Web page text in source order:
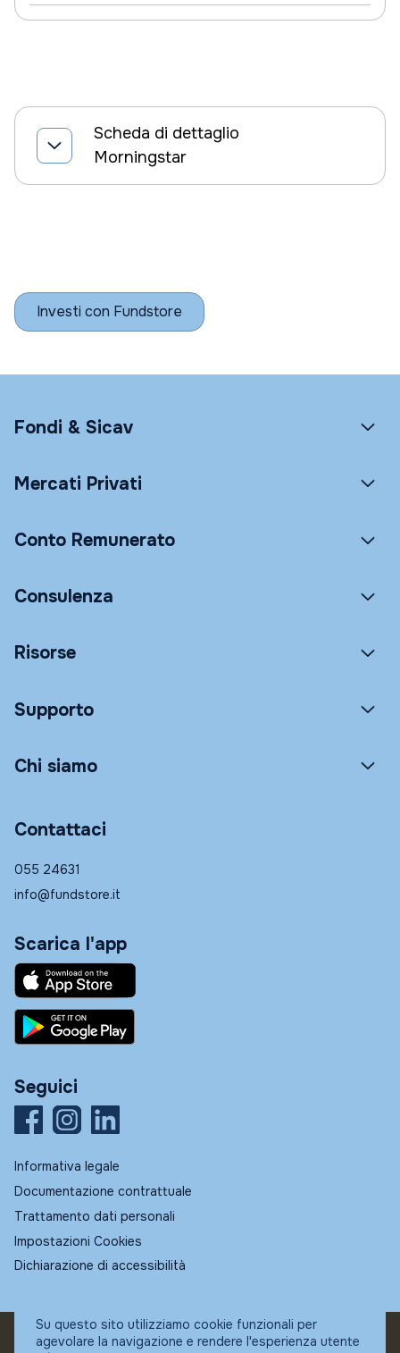
Scheda di dettaglio
Morningstar
Investi con Fundstore
Fondi & Sicav
Mercati Privati
Conto Remunerato
Consulenza
Risorse
Supporto
Chi siamo
Contattaci
055 24631
info@fundstore.it
Scarica l'app
Seguici
Informativa legale
Documentazione contrattuale
Trattamento dati personali
Impostazioni Cookies
Dichiarazione di accessibilità
© Fundstore
Su questo sito utilizziamo cookie funzionali per
agevolare la navigazione e rendere l'esperienza utente